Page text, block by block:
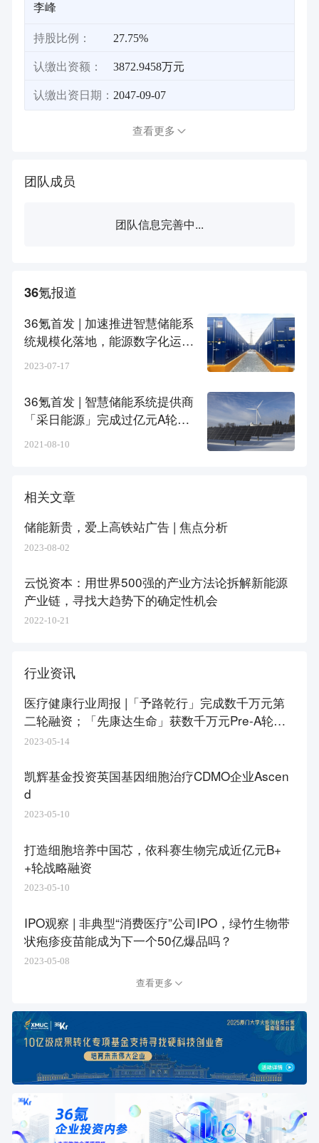
李峰
持股比例： 27.75%
认缴出资额： 3872.9458万元
认缴出资日期： 2047-09-07
查看更多
团队成员
团队信息完善中...
36氪报道
36氪首发 | 加速推进智慧储能系
统规模化落地，能源数字化运营
2023-07-17
36氪首发 | 智慧储能系统提供商
「采日能源」完成过亿元A轮融
2021-08-10
相关文章
储能新贵，爱上高铁站广告 | 焦点分析
2023-08-02
云悦资本：用世界500强的产业方法论拆解新能源
产业链，寻找大趋势下的确定性机会
2022-10-21
行业资讯
医疗健康行业周报 |「予路乾行」完成数千万元第
二轮融资；「先康达生命」获数千万元Pre-A轮融
资
2023-05-14
凯辉基金投资英国基因细胞治疗CDMO企业Ascen
d
2023-05-10
打造细胞培养中国芯，依科赛生物完成近亿元B+
+轮战略融资
2023-05-10
IPO观察 | 非典型“消费医疗”公司IPO，绿竹生物带
状疱疹疫苗能成为下一个50亿爆品吗？
2023-05-08
查看更多